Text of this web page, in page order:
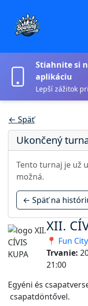
Stiahnite si
aplikáciu
Lepší zážitok
← Späť
Ukončený
Tento turnaj je už
možná.
← Späť na
XII.
📍 Fun
Trvanie:
21:00
Egyéni és
csapatdöntővel.